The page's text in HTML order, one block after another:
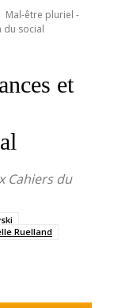
Mal-être pluriel -
du social
et
Cahiers du
Ruelland